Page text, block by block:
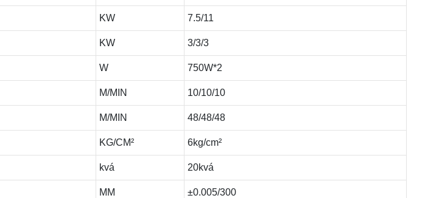
KW 7.5/11
KW 3/3/3
W 750W*2
M/MIN 10/10/10
M/MIN 48/48/48
KG/CM² 6kg/cm²
kvá 20kvá
MM ±0.005/300